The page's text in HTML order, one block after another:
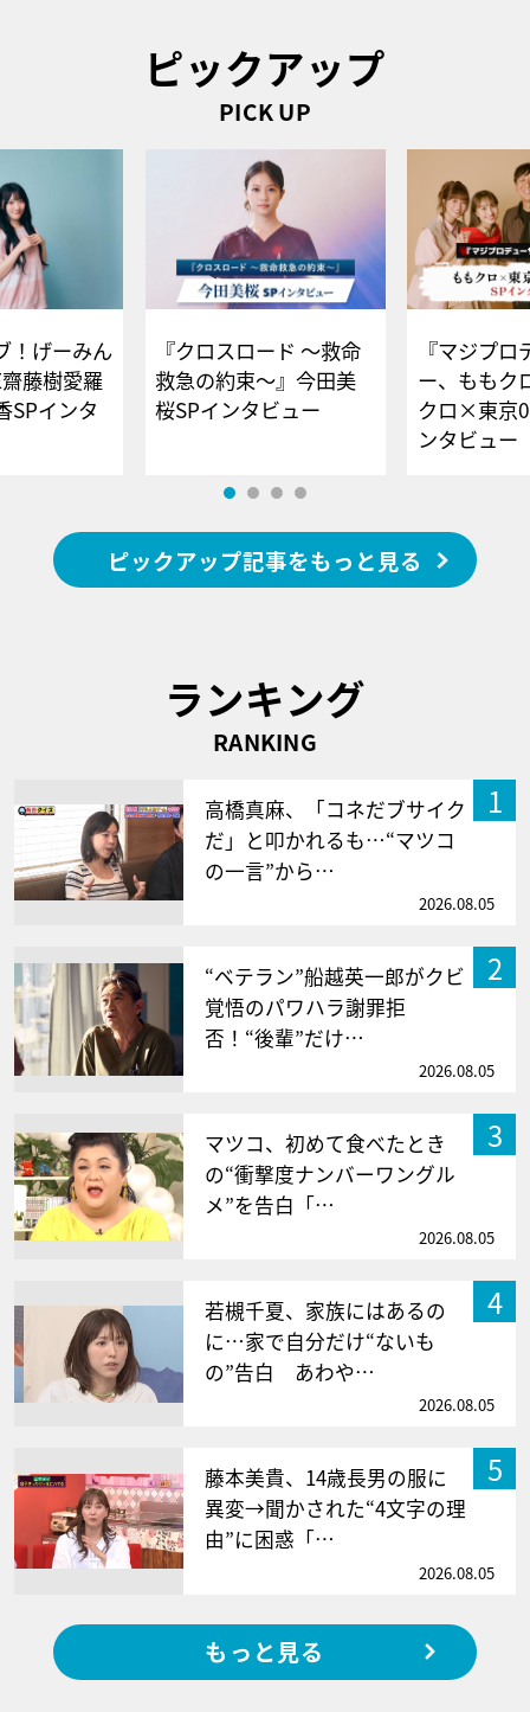
ピックアップ
PICK UP
！げーみん
藤樹愛羅
SPインタ
『クロスロード ～救命
救急の約束～』今田美
桜SPインタビュー
『マジプロ
ー、ももク
クロ×東京
ンタビュー
ピックアップ記事をもっと見る
ランキング
RANKING
1
高橋真麻、「コネだブサイク
だ」と叩かれるも…“マツコ
の一言”から…
2026.08.05
2
“ベテラン”船越英一郎がクビ
覚悟のパワハラ謝罪拒
否！“後輩”だけ…
2026.08.05
3
マツコ、初めて食べたとき
の“衝撃度ナンバーワングル
メ”を告白「…
2026.08.05
4
若槻千夏、家族にはあるの
に…家で自分だけ“ないも
の”告白 あわや…
2026.08.05
5
藤本美貴、14歳長男の服に
異変→聞かされた“4文字の理
由”に困惑「…
2026.08.05
もっと見る